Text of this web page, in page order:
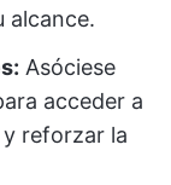
alcance.
Asóciese
acceder a
reforzar la